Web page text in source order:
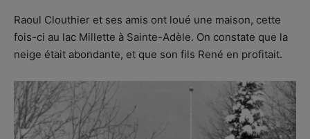
Raoul Clouthier et ses amis ont loué une maison, cette
fois-ci au lac Millette à Sainte-Adèle. On constate que la
neige était abondante, et que son fils René en profitait.